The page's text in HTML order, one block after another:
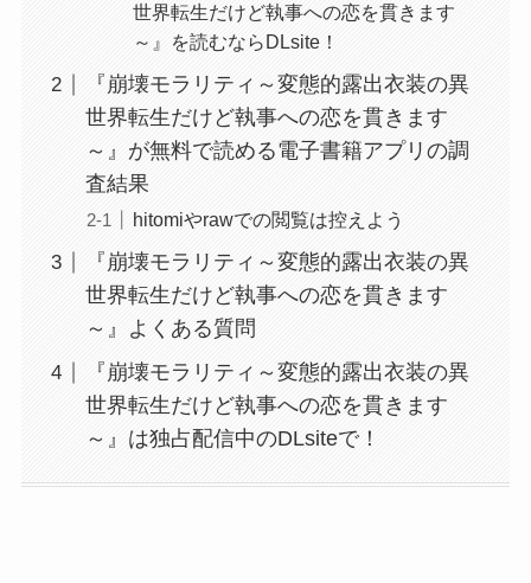
世界転生だけど執事への恋を貫きます
～』を読むならDLsite！
『崩壊モラリティ～変態的露出衣装の異
世界転生だけど執事への恋を貫きます
～』が無料で読める電子書籍アプリの調
査結果
hitomiやrawでの閲覧は控えよう
『崩壊モラリティ～変態的露出衣装の異
世界転生だけど執事への恋を貫きます
～』よくある質問
『崩壊モラリティ～変態的露出衣装の異
世界転生だけど執事への恋を貫きます
～』は独占配信中のDLsiteで！